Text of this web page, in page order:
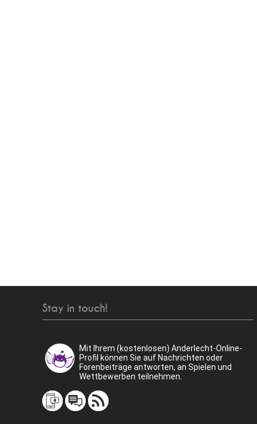
Stay in touch!
Mit Ihrem (kostenlosen) Anderlecht-Online-
Profil können Sie auf Nachrichten oder
Forenbeiträge antworten, an Spielen und
Wettbewerben teilnehmen.